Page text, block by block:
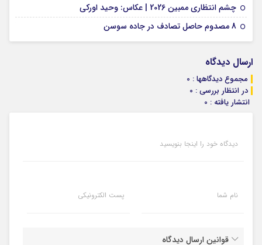
چشم انتظاری ممبین 2026 | عکاس: وحید اورکی
8 مصدوم حاصل تصادف در جاده سوسن
ارسال دیدگاه
مجموع دیدگاهها : 0
در انتظار بررسی : 0
انتشار یافته : 0
دیدگاه خود را اینجا بنویسید
نام شما پست الکترونیکی
قوانین ارسال دیدگاه